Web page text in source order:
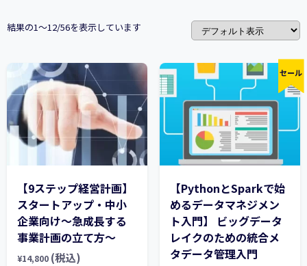
結果の1～12/56を表示しています
【9ステップ経営計画】
スタートアップ・中小
企業向け～急成長する
事業計画の立て方～
¥14,800 (税込)
セール
【PythonとSparkで始
めるデータマネジメン
ト入門】 ビッグデータ
レイクのための統合メ
タデータ管理入門